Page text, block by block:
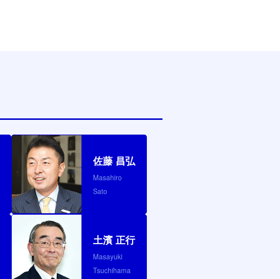
佐藤 昌弘
Masahiro
Sato
土濱 正行
Masayuki
Tsuchihama